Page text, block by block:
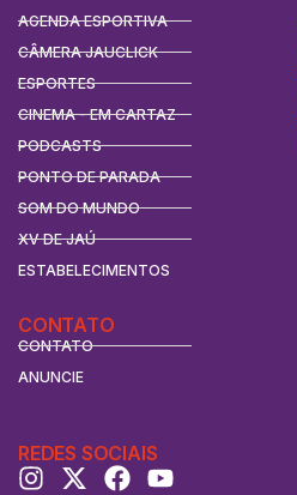
AGENDA ESPORTIVA
CÂMERA JAUCLICK
ESPORTES
CINEMA - EM CARTAZ
PODCASTS
PONTO DE PARADA
SOM DO MUNDO
XV DE JAÚ
ESTABELECIMENTOS
CONTATO
CONTATO
ANUNCIE
REDES SOCIAIS